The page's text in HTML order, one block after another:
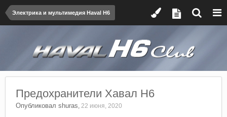
Электрика и мультимедия Haval H6
Предохранители Хавал Н6
Опубликовал shuras, 22 июня, 2020